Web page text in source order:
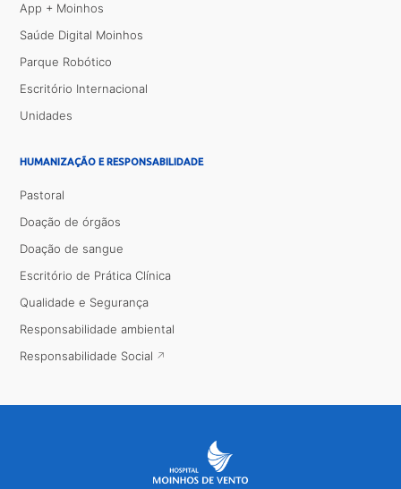
App + Moinhos
Saúde Digital Moinhos
Parque Robótico
Escritório Internacional
Unidades
HUMANIZAÇÃO E RESPONSABILIDADE
Pastoral
Doação de órgãos
Doação de sangue
Escritório de Prática Clínica
Qualidade e Segurança
Responsabilidade ambiental
Responsabilidade Social